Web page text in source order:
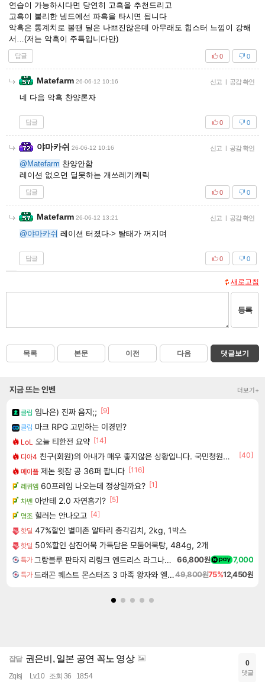
연습이 가능하시다면 당연히 고흑을 추천드리고
고흑이 불리한 넴드에선 파흑을 타시면 됩니다
악흑은 통계치로 볼땐 딜은 나쁘진않은데 아무래도 힙스터 느낌이 강해
서…(저는 악흑이 주특입니다만)
답글 0
0
Matefarm 26-06-12 10:16 신고 | 공감 확인
네 다음 악흑 찬양론자
답글 0
0
야마카쉬 26-06-12 10:16 신고 | 공감 확인
@Matefarm 찬양안함
레이션 없으면 딜못하는 개쓰레기캐릭
답글 0
0
Matefarm 26-06-12 13:21 신고 | 공감 확인
@야마카쉬 레이션 터졌다-> 탈태가 꺼지며
답글 0
0
새로고침
등록
목록 본문 이전 다음 댓글보기
지금 뜨는 인벤 더보기+
클립 임나은) 진짜 음지;; [9]
클립 마크 RPG 고민하는 이경민?
LoL 오늘 티한전 요약 [14]
디아4 친구(회원)의 아내가 매우 좋지않은 상황입니다. 국민청원동의를 부탁드립니다.(췌장암 신약)
[40]
메이플 제논 윗잠 공 36퍼 팝니다 [116]
레퀴엠 60프레임 나오는데 정상일까요? [1]
차벤 아반테 2.0 자연흡기? [5]
명조 힐러는 안나오고 [4]
핫딜 47%할인 별미촌 알타리 총각김치, 2kg, 1박스
핫딜 50%할인 삼진어묵 가득담은 모둠어묵탕, 484g, 2개
특가 그랑블루 판타지 리링크 엔드리스 라그나로크 Granblue Fantasy Relink Endless Ragnarok 66,800원 7,000
특가 드래곤 퀘스트 몬스터즈 3 마족 왕자와 엘프의 여행 Dragon Quest Monsters The Dark Prince49,800원75%12,450원
잡담 권은비, 일본 공연 꼭노 영상
Zqisj Lv.10 조회 36 18:54
0
댓글